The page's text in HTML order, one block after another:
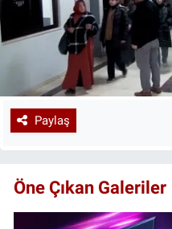
Paylaş
Öne Çıkan Galeriler